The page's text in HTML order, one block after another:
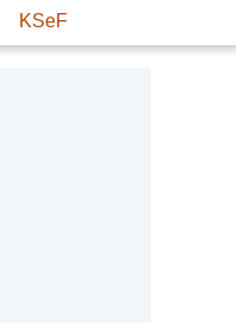
KSeF